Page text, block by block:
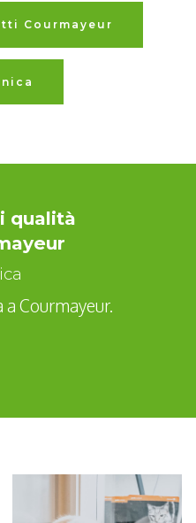
Courmayeur
qualità
Courmayeur.